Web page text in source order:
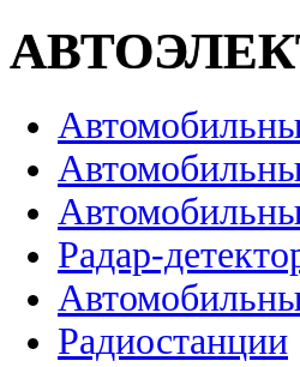
Радар-
Радиостанции